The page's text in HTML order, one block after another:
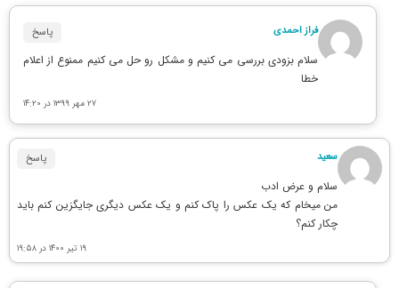
فراز احمدی پاسخ
سلام بزودی بررسی می کنیم و مشکل رو حل می کنیم ممنوع از اعلام
خطا
۲۷ مهر ۱۳۹۹ در ۱۴:۲۰
سعید پاسخ
سلام و عرض ادب
من میخام که یک عکس را پاک کنم و یک عکس دیگری جایگزین کنم باید
چکار کنم؟
۱۹ تیر ۱۴۰۰ در ۱۹:۵۸